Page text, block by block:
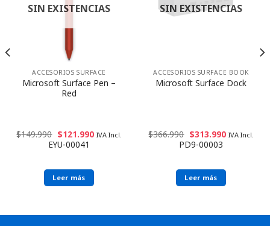
SIN EXISTENCIAS
ACCESORIOS SURFACE
Microsoft Surface Pen –
Red
$149.990 $121.990 IVA Incl.
EYU-00041
Leer más
SIN EXISTENCIAS
ACCESORIOS SURFACE BOOK
Microsoft Surface Dock
$366.990 $313.990 IVA Incl.
PD9-00003
Leer más